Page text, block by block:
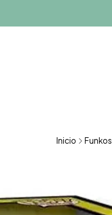
Inicio Funkos